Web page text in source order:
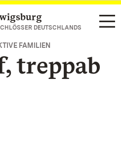
DEUTSCHLANDS
FAMILIEN
treppab